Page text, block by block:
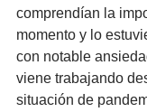
comprendían la
momento y lo
con notable
viene trabajando
situación de